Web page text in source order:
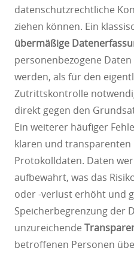
datenschutzrechtliche
ziehen können. Ein
übermäßige
personenbezogene
werden, als für den
Zutrittskontrolle
direkt gegen den
Ein weiterer häufiger
klaren und transparenten
Protokolldaten. Daten
aufbewahrt, was das
oder -verlust erhöht und
Speicherbegrenzung der
unzureichende
betroffenen Personen